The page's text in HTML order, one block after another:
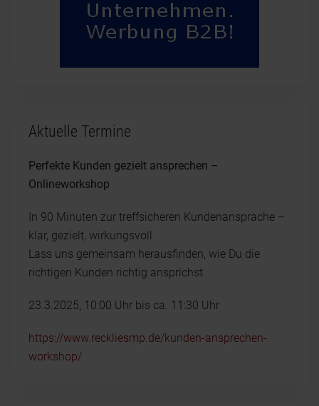
Aktuelle Termine
Perfekte Kunden gezielt ansprechen –
Onlineworkshop
In 90 Minuten zur treffsicheren Kundenansprache –
klar, gezielt, wirkungsvoll
Lass uns gemeinsam herausfinden, wie Du die
richtigen Kunden richtig ansprichst
23.3.2025, 10:00 Uhr bis ca. 11:30 Uhr
https://www.reckliesmp.de/kunden-ansprechen-
workshop/